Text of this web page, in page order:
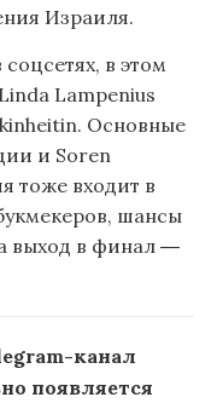
Израиля.
в этом
Lampenius
Основные
и Soren
тоже входит в
шансы
выход в финал ―
канал
появляется